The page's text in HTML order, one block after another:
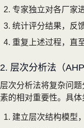
专家独立对各厂家
统计评分结果，反
重复上述过程，直
2. 层次分析法（AHP
层次分析法将复杂问
素的相对重要性。具体
建立层次结构模型